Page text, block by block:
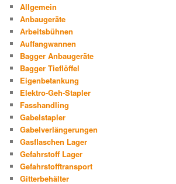
Allgemein
Anbaugeräte
Arbeitsbühnen
Auffangwannen
Bagger Anbaugeräte
Bagger Tieflöffel
Eigenbetankung
Elektro-Geh-Stapler
Fasshandling
Gabelstapler
Gabelverlängerungen
Gasflaschen Lager
Gefahrstoff Lager
Gefahrstofftransport
Gitterbehälter